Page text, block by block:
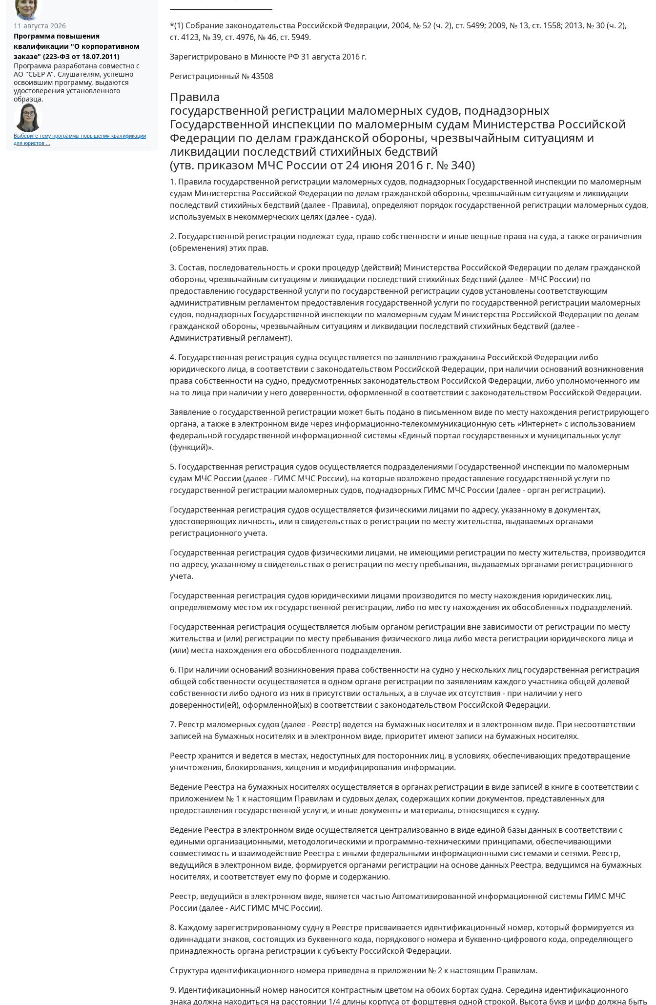
11 августа 2026
Программа повышения
квалификации "О корпоративном
заказе" (223-ФЗ от 18.07.2011)
Программа разработана совместно с
АО ''СБЕР А". Слушателям, успешно
освоившим программу, выдаются
удостоверения установленного
образца.
Выберите тему программы повышения квалификации
для юристов ...
*(1) Собрание законодательства Российской Федерации, 2004, № 52 (ч. 2), ст. 5499; 2009, № 13, ст. 1558; 2013, № 30 (ч. 2),
ст. 4123, № 39, ст. 4976, № 46, ст. 5949.
Зарегистрировано в Минюсте РФ 31 августа 2016 г.
Регистрационный № 43508
Правила
государственной регистрации маломерных судов, поднадзорных
Государственной инспекции по маломерным судам Министерства Российской
Федерации по делам гражданской обороны, чрезвычайным ситуациям и
ликвидации последствий стихийных бедствий
(утв. приказом МЧС России от 24 июня 2016 г. № 340)
1. Правила государственной регистрации маломерных судов, поднадзорных Государственной инспекции по маломерным
судам Министерства Российской Федерации по делам гражданской обороны, чрезвычайным ситуациям и ликвидации
последствий стихийных бедствий (далее - Правила), определяют порядок государственной регистрации маломерных судов,
используемых в некоммерческих целях (далее - суда).
2. Государственной регистрации подлежат суда, право собственности и иные вещные права на суда, а также ограничения
(обременения) этих прав.
3. Состав, последовательность и сроки процедур (действий) Министерства Российской Федерации по делам гражданской
обороны, чрезвычайным ситуациям и ликвидации последствий стихийных бедствий (далее - МЧС России) по
предоставлению государственной услуги по государственной регистрации судов установлены соответствующим
административным регламентом предоставления государственной услуги по государственной регистрации маломерных
судов, поднадзорных Государственной инспекции по маломерным судам Министерства Российской Федерации по делам
гражданской обороны, чрезвычайным ситуациям и ликвидации последствий стихийных бедствий (далее -
Административный регламент).
4. Государственная регистрация судна осуществляется по заявлению гражданина Российской Федерации либо
юридического лица, в соответствии с законодательством Российской Федерации, при наличии оснований возникновения
права собственности на судно, предусмотренных законодательством Российской Федерации, либо уполномоченного им
на то лица при наличии у него доверенности, оформленной в соответствии с законодательством Российской Федерации.
Заявление о государственной регистрации может быть подано в письменном виде по месту нахождения регистрирующего
органа, а также в электронном виде через информационно-телекоммуникационную сеть «Интернет» с использованием
федеральной государственной информационной системы «Единый портал государственных и муниципальных услуг
(функций)».
5. Государственная регистрация судов осуществляется подразделениями Государственной инспекции по маломерным
судам МЧС России (далее - ГИМС МЧС России), на которые возложено предоставление государственной услуги по
государственной регистрации маломерных судов, поднадзорных ГИМС МЧС России (далее - орган регистрации).
Государственная регистрация судов осуществляется физическими лицами по адресу, указанному в документах,
удостоверяющих личность, или в свидетельствах о регистрации по месту жительства, выдаваемых органами
регистрационного учета.
Государственная регистрация судов физическими лицами, не имеющими регистрации по месту жительства, производится
по адресу, указанному в свидетельствах о регистрации по месту пребывания, выдаваемых органами регистрационного
учета.
Государственная регистрация судов юридическими лицами производится по месту нахождения юридических лиц,
определяемому местом их государственной регистрации, либо по месту нахождения их обособленных подразделений.
Государственная регистрация осуществляется любым органом регистрации вне зависимости от регистрации по месту
жительства и (или) регистрации по месту пребывания физического лица либо места регистрации юридического лица и
(или) места нахождения его обособленного подразделения.
6. При наличии оснований возникновения права собственности на судно у нескольких лиц государственная регистрация
общей собственности осуществляется в одном органе регистрации по заявлениям каждого участника общей долевой
собственности либо одного из них в присутствии остальных, а в случае их отсутствия - при наличии у него
доверенности(ей), оформленной(ых) в соответствии с законодательством Российской Федерации.
7. Реестр маломерных судов (далее - Реестр) ведется на бумажных носителях и в электронном виде. При несоответствии
записей на бумажных носителях и в электронном виде, приоритет имеют записи на бумажных носителях.
Реестр хранится и ведется в местах, недоступных для посторонних лиц, в условиях, обеспечивающих предотвращение
уничтожения, блокирования, хищения и модифицирования информации.
Ведение Реестра на бумажных носителях осуществляется в органах регистрации в виде записей в книге в соответствии с
приложением № 1 к настоящим Правилам и судовых делах, содержащих копии документов, представленных для
предоставления государственной услуги, и иные документы и материалы, относящиеся к судну.
Ведение Реестра в электронном виде осуществляется централизованно в виде единой базы данных в соответствии с
едиными организационными, методологическими и программно-техническими принципами, обеспечивающими
совместимость и взаимодействие Реестра с иными федеральными информационными системами и сетями. Реестр,
ведущийся в электронном виде, формируется органами регистрации на основе данных Реестра, ведущимся на бумажных
носителях, и соответствует ему по форме и содержанию.
Реестр, ведущийся в электронном виде, является частью Автоматизированной информационной системы ГИМС МЧС
России (далее - АИС ГИМС МЧС России).
8. Каждому зарегистрированному судну в Реестре присваивается идентификационный номер, который формируется из
одиннадцати знаков, состоящих из буквенного кода, порядкового номера и буквенно-цифрового кода, определяющего
принадлежность органа регистрации к субъекту Российской Федерации.
Структура идентификационного номера приведена в приложении № 2 к настоящим Правилам.
9. Идентификационный номер наносится контрастным цветом на обоих бортах судна. Середина идентификационного
знака должна находиться на расстоянии 1/4 длины корпуса от форштевня одной строкой. Высота букв и цифр должна быть